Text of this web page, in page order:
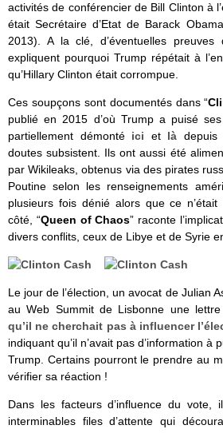
activités de conférencier de Bill Clinton à
était Secrétaire d’Etat de Barack
2013). A la clé, d’éventuelles preuves
expliquent pourquoi Trump répétait à
qu’Hillary Clinton était corrompue.
Ces soupçons sont documentés dans “
publié en 2015 d’où Trump a puisé
partiellement démonté ici et là depuis
doutes subsistent. Ils ont aussi été
par Wikileaks, obtenus via des pirates
Poutine selon les renseignements
plusieurs fois dénié alors que ce
côté, “Queen of Chaos” raconte
divers conflits, ceux de Libye et de Syrie
Le jour de l’élection, un avocat de Julian
au Web Summit de Lisbonne une
qu’il ne cherchait pas à influencer
indiquant qu’il n’avait pas d’information à
Trump. Certains pourront le prendre au
vérifier sa réaction !
Dans les facteurs d’influence du vote,
interminables files d’attente qui